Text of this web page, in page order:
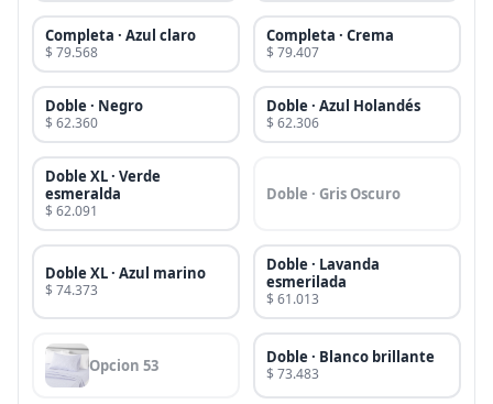
Completa · Azul claro
$ 79.568
Completa · Crema
$ 79.407
Doble · Negro
$ 62.360
Doble · Azul Holandés
$ 62.306
Doble XL · Verde
esmeralda
$ 62.091
Doble · Gris Oscuro
Doble XL · Azul marino
$ 74.373
Doble · Lavanda
esmerilada
$ 61.013
Opcion 53 Doble · Blanco brillante
$ 73.483